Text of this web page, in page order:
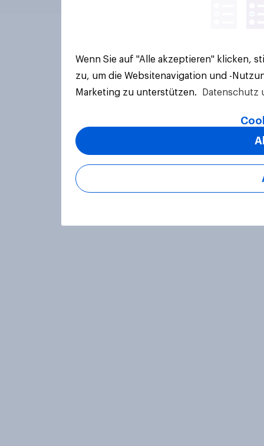
Wenn Sie auf "Alle akzeptieren" klicken,
zu, um die Websitenavigation und -
Marketing zu unterstützen.
Datenschutz